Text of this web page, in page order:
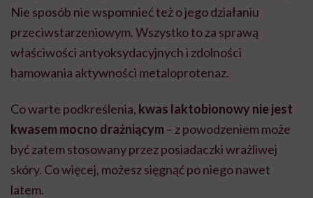
Nie sposób nie wspomnieć też o jegodziałaniu
przeciwstarzeniowym. Wszystko to za sprawą
właściwości antyoksydacyjnych i zdolności
hamowania aktywności metaloprotenaz.
Co warte podkreślenia, kwas laktobionowy nie jest
kwasem mocno drażniącym – z powodzeniem może
być zatem stosowany przez posiadaczki wrażliwej
skóry. Co więcej, możesz sięgnąć po niego nawet
latem.